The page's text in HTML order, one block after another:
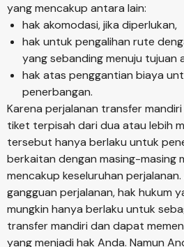
yang mencakup antara lain:
hak akomodasi, jika diperlukan,
hak untuk pengalihan rute
yang sebanding menuju tujuan
hak atas penggantian biaya
penerbangan.
Karena perjalanan transfer
tiket terpisah dari dua atau lebih
tersebut hanya berlaku untuk
berkaitan dengan masing-masing
mencakup keseluruhan
gangguan perjalanan, hak hukum
mungkin hanya berlaku untuk
transfer mandiri dan dapat
yang menjadi hak Anda. Namun